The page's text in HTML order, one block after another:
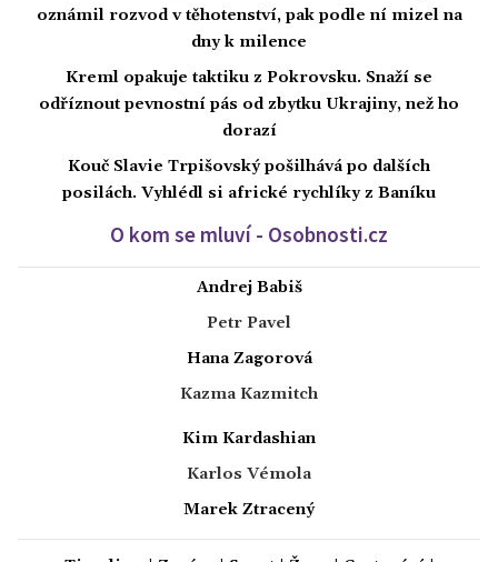
oznámil rozvod v těhotenství, pak podle ní mizel na
dny k milence
Kreml opakuje taktiku z Pokrovsku. Snaží se
odříznout pevnostní pás od zbytku Ukrajiny, než ho
dorazí
Kouč Slavie Trpišovský pošilhává po dalších
posilách. Vyhlédl si africké rychlíky z Baníku
O kom se mluví - Osobnosti.cz
Andrej Babiš
Petr Pavel
Hana Zagorová
Kazma Kazmitch
Kim Kardashian
Karlos Vémola
Marek Ztracený